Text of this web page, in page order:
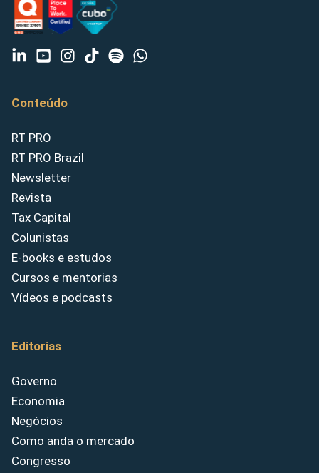
Conteúdo
RT PRO
RT PRO Brazil
Newsletter
Revista
Tax Capital
Colunistas
E-books e estudos
Cursos e mentorias
Vídeos e podcasts
Editorias
Governo
Economia
Negócios
Como anda o mercado
Congresso